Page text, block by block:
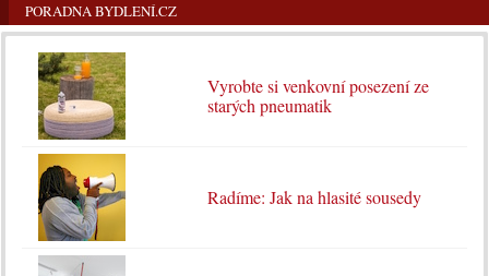
PORADNA BYDLENÍ.CZ
Vyrobte si venkovní posezení ze
starých pneumatik
Radíme: Jak na hlasité sousedy